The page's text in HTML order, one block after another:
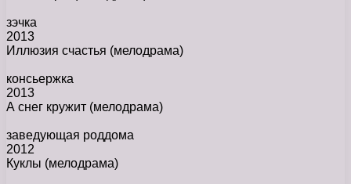
зэчка
2013
Иллюзия счастья (мелодрама)
консьержка
2013
А снег кружит (мелодрама)
заведующая роддома
2012
Куклы (мелодрама)